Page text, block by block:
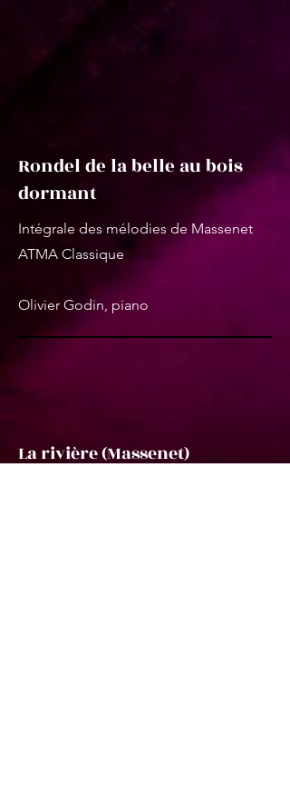
Rondel de la belle au bois
dormant
Intégrale des mélodies de Massenet
ATMA Classique
Olivier Godin, piano
La rivière (Massenet)